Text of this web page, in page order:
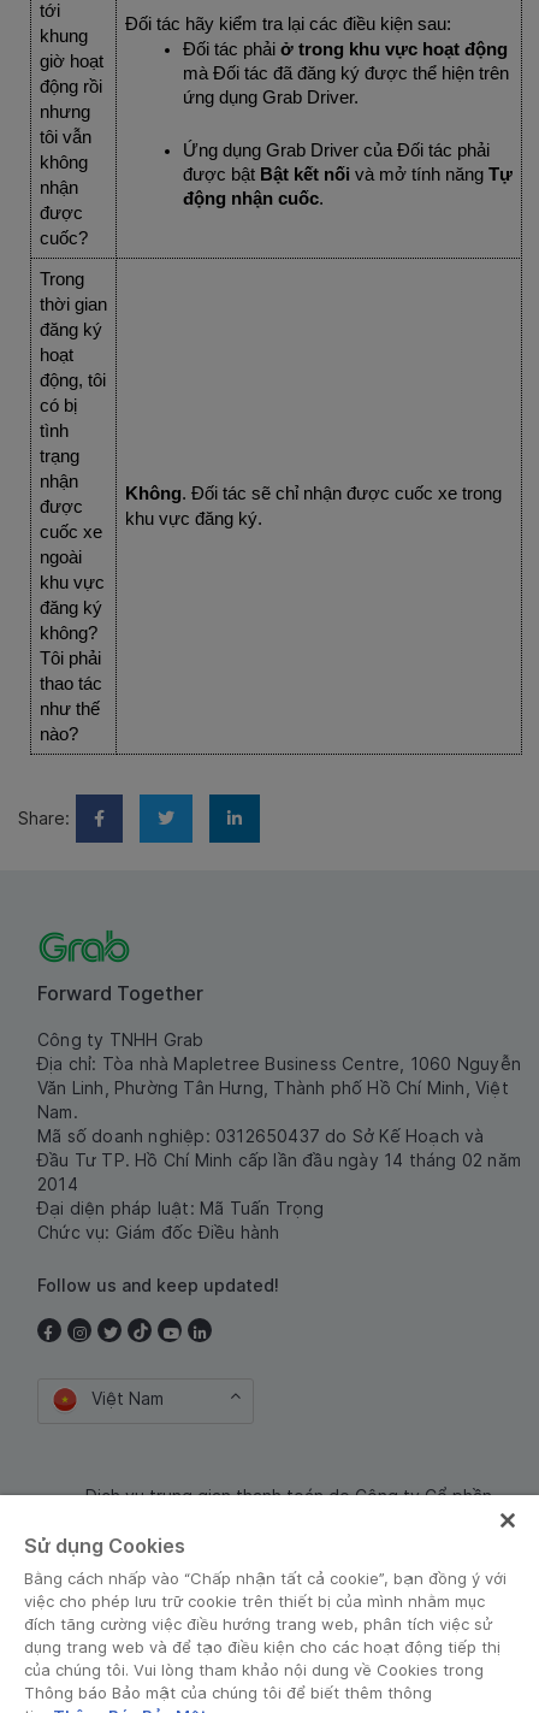
tới
khung
giờ hoạt
động rồi
nhưng
tôi vẫn
không
nhận
được
cuốc?
Đối tác hãy kiểm tra lại các điều kiện sau:
Đối tác phải ở trong khu vực hoạt động
mà Đối tác đã đăng ký được thể hiện trên
ứng dụng Grab Driver.
Ứng dụng Grab Driver của Đối tác phải
được bật Bật kết nối và mở tính năng Tự
động nhận cuốc.
Trong
thời gian
đăng ký
hoạt
động, tôi
có bị
tình
trạng
nhận
được
cuốc xe
ngoài
khu vực
đăng ký
không?
Tôi phải
thao tác
như thế
nào?
Không. Đối tác sẽ chỉ nhận được cuốc xe trong
khu vực đăng ký.
Share:
Forward Together
Công ty TNHH Grab
Địa chỉ: Tòa nhà Mapletree Business Centre, 1060 Nguyễn
Văn Linh, Phường Tân Hưng, Thành phố Hồ Chí Minh, Việt
Nam.
Mã số doanh nghiệp: 0312650437 do Sở Kế Hoạch và
Đầu Tư TP. Hồ Chí Minh cấp lần đầu ngày 14 tháng 02 năm
2014
Đại diện pháp luật: Mã Tuấn Trọng
Chức vụ: Giám đốc Điều hành
Follow us and keep updated!
Việt Nam
Dịch vụ trung gian thanh toán do Công ty Cổ phần
Sử dụng Cookies
Bằng cách nhấp vào “Chấp nhận tất cả cookie”, bạn đồng ý với
việc cho phép lưu trữ cookie trên thiết bị của mình nhằm mục
đích tăng cường việc điều hướng trang web, phân tích việc sử
dụng trang web và để tạo điều kiện cho các hoạt động tiếp thị
của chúng tôi. Vui lòng tham khảo nội dung về Cookies trong
Thông báo Bảo mật của chúng tôi để biết thêm thông